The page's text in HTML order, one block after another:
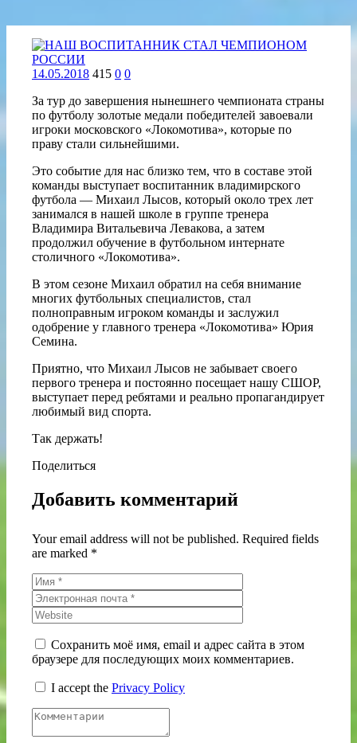
14.05.2018 415 0 0
За тур до завершения нынешнего чемпионата страны
по футболу золотые медали победителей завоевали
игроки московского «Локомотива», которые по
праву стали сильнейшими.
Это событие для нас близко тем, что в составе этой
команды выступает воспитанник владимирского
футбола — Михаил Лысов, который около трех лет
занимался в нашей школе в группе тренера
Владимира Витальевича Левакова, а затем
продолжил обучение в футбольном интернате
столичного «Локомотива».
В этом сезоне Михаил обратил на себя внимание
многих футбольных специалистов, стал
полноправным игроком команды и заслужил
одобрение у главного тренера «Локомотива» Юрия
Семина.
Приятно, что Михаил Лысов не забывает своего
первого тренера и постоянно посещает нашу СШОР,
выступает перед ребятами и реально пропагандирует
любимый вид спорта.
Так держать!
Поделиться
Добавить комментарий
Your email address will not be published. Required fields
are marked *
Сохранить моё имя, email и адрес сайта в этом
браузере для последующих моих комментариев.
I accept the Privacy Policy